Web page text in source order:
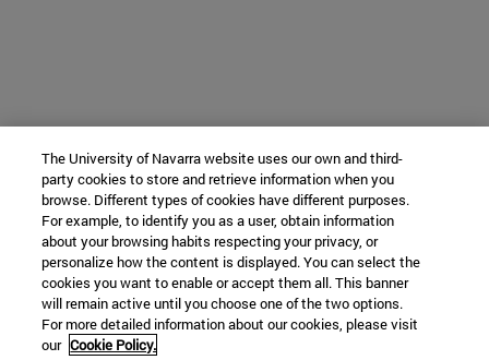
The University of Navarra website uses our own and third-
party cookies to store and retrieve information when you
browse. Different types of cookies have different purposes.
For example, to identify you as a user, obtain information
about your browsing habits respecting your privacy, or
personalize how the content is displayed. You can select the
cookies you want to enable or accept them all. This banner
will remain active until you choose one of the two options.
For more detailed information about our cookies, please visit
our Cookie Policy.